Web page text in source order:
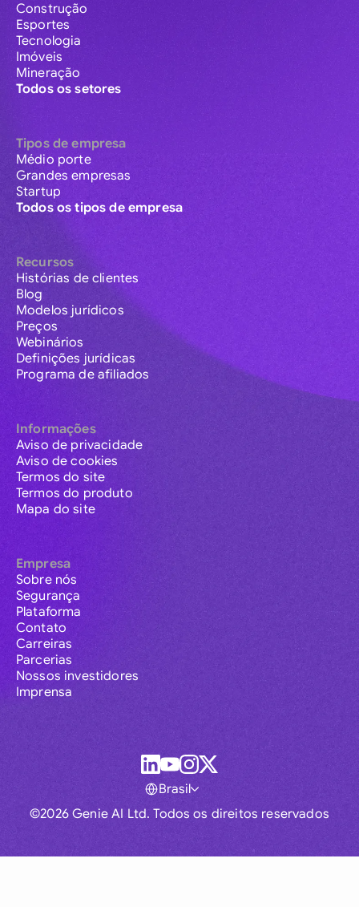
Construção
Esportes
Tecnologia
Imóveis
Mineração
Todos os setores
Tipos de empresa
Médio porte
Grandes empresas
Startup
Todos os tipos de empresa
Recursos
Histórias de clientes
Blog
Modelos jurídicos
Preços
Webinários
Definições jurídicas
Programa de afiliados
Informações
Aviso de privacidade
Aviso de cookies
Termos do site
Termos do produto
Mapa do site
Empresa
Sobre nós
Segurança
Plataforma
Contato
Carreiras
Parcerias
Nossos investidores
Imprensa
©2026 Genie AI Ltd. Todos os direitos reservados
Brasil